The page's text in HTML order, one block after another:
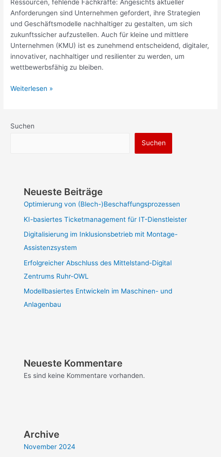
Ressourcen, fehlende Fachkräfte: Angesichts aktueller
Anforderungen sind Unternehmen gefordert, ihre Strategien
und Geschäftsmodelle nachhaltiger zu gestalten, um sich
zukunftssicher aufzustellen. Auch für kleine und mittlere
Unternehmen (KMU) ist es zunehmend entscheidend, digitaler,
innovativer, nachhaltiger und resilienter zu werden, um
wettbewerbsfähig zu bleiben.
Weiterlesen »
Suchen
Suchen
Neueste Beiträge
Optimierung von (Blech-)Beschaffungsprozessen
KI-basiertes Ticketmanagement für IT-Dienstleister
Digitalisierung im Inklusionsbetrieb mit Montage-
Assistenzsystem
Erfolgreicher Abschluss des Mittelstand-Digital
Zentrums Ruhr-OWL
Modellbasiertes Entwickeln im Maschinen- und
Anlagenbau
Neueste Kommentare
Es sind keine Kommentare vorhanden.
Archive
November 2024